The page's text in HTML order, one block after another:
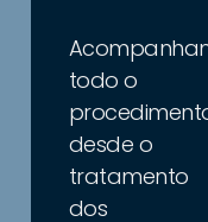
todo o
desde o
tratamento
dos